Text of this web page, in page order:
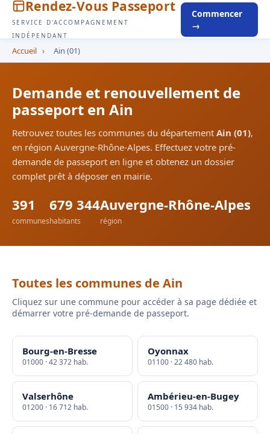
Rendez-Vous Passeport
SERVICE D'ACCOMPAGNEMENT
INDÉPENDANT
Commencer
→
Accueil › Ain (01)
Demande et renouvellement de
passeport en Ain
Retrouvez toutes les communes du département Ain (01),
en région Auvergne-Rhône-Alpes. Effectuez votre pré-
demande de passeport en ligne et obtenez un dossier
complet prêt à déposer en mairie.
391
communes
679 344
habitants
Auvergne-Rhône-Alpes
région
Toutes les communes de Ain
Cliquez sur une commune pour accéder à sa page dédiée et
démarrer votre pré-demande de passeport.
Bourg-en-Bresse
01000 · 42 372 hab.
Oyonnax
01100 · 22 480 hab.
Valserhône
01200 · 16 712 hab.
Ambérieu-en-Bugey
01500 · 15 934 hab.